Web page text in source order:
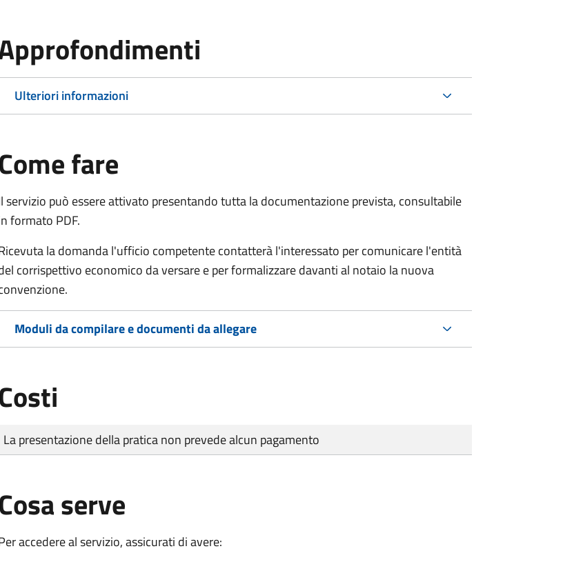
Ulteriori informazioni
fare
servizio può essere attivato presentando tutta la documentazione prevista, consultabile
formato PDF.
la domanda l'ufficio competente contatterà l'interessato per comunicare l'entità
corrispettivo economico da versare e per formalizzare davanti al notaio la nuova
Moduli da compilare e documenti da allegare
Tipo di pagamento
Importo
La presentazione della pratica non prevede alcun pagamento
serve
accedere al servizio, assicurati di avere: